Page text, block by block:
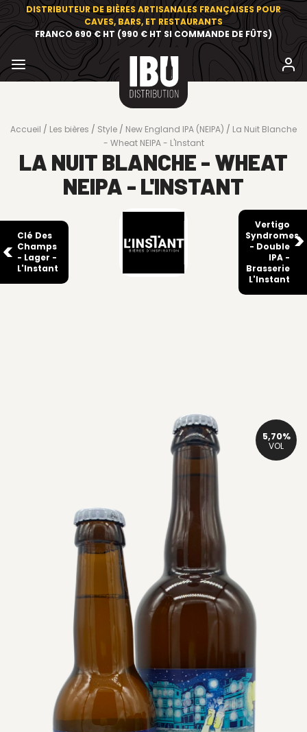
DISTRIBUTEUR DE BIÈRES ARTISANALES FRANÇAISES POUR
CAVES, BARS, ET RESTAURANTS
FRANCO 690 € HT (990 € HT SI COMMANDE DE FÛTS)
Accueil Les bières Style New England IPA (NEIPA)
La Nuit Blanche
- Wheat NEIPA - L'Instant
LA NUIT BLANCHE - WHEAT
NEIPA - L'INSTANT
Clé Des
Champs
- Lager -
L'Instant
Vertigo
Syndromes
- Double
IPA -
Brasserie
L'Instant
5,70%
VOL